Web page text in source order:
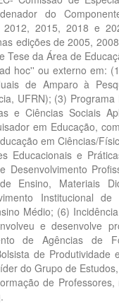
do
2012, 2015, 2018 e
edições de 2005,
Tese da Área de
hoc'' ou externo em:
de Amparo à
UFRN); (3)
e Ciências Sociais
em Educação,
em Ciências/
Educacionais e
Desenvolvimento
Ensino, Materiais
Institucional de
Médio; (6)
e desenvolve
de Agências de
de Produtividade
do Grupo de
de